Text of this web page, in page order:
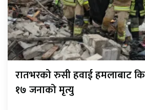
रातभरको रुसी हवाई हमलाबाट
१७ जनाको मृत्यु